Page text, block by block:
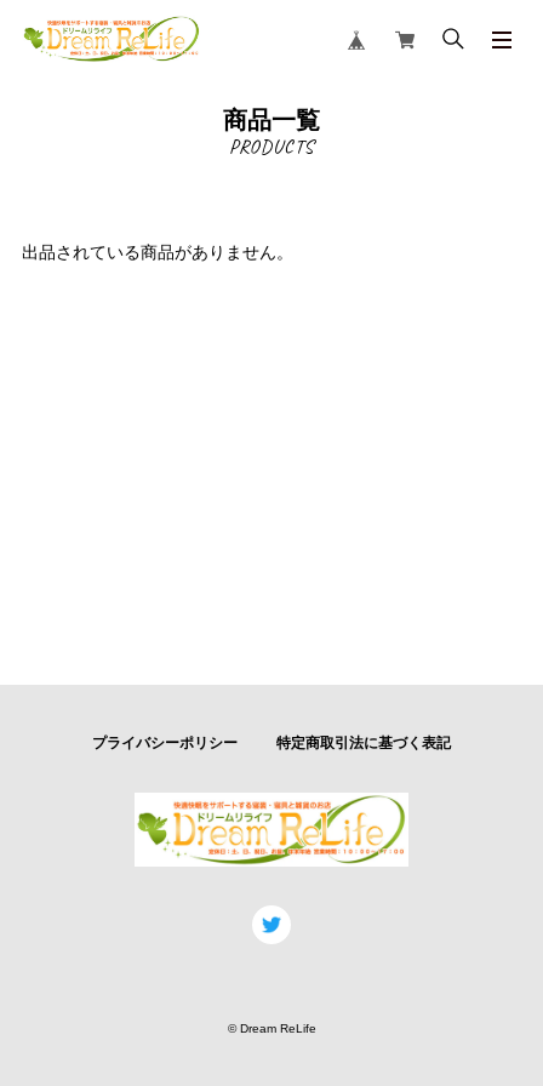
商品一覧
出品されている商品がありません。
プライバシーポリシー 特定商取引法に基づく表記
© Dream ReLife